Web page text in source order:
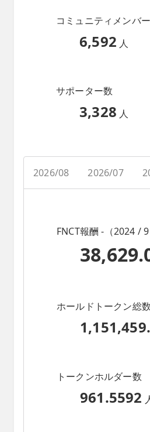
コミュニティメンバ
6,592 人
サポーター数
3,328 人
2026/08 2026/07
FNCT報酬 -（2024 / 9
ホールドトークン総数
トークンホルダー数
961.5592